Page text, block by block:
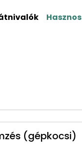
Hasznos
(gépkocsi)